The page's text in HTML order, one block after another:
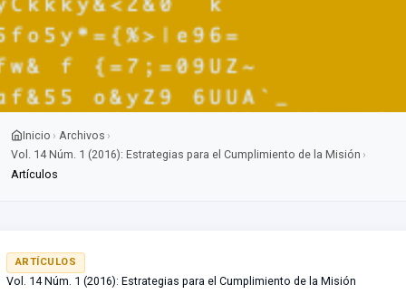
Inicio › Archivos ›
Vol. 14 Núm. 1 (2016): Estrategias para el Cumplimiento de la Misión ›
Artículos
ARTÍCULOS
Vol. 14 Núm. 1 (2016): Estrategias para el Cumplimiento de la Misión